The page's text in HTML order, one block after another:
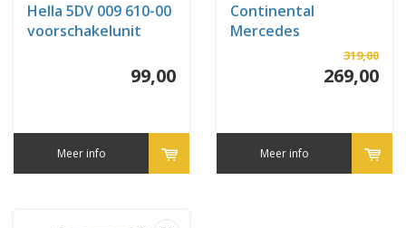
Hella 5DV 009 610-00
voorschakelunit
99,00
Meer info
Continental
Mercedes
A2129005424 Led
319,00
269,00
Meer info